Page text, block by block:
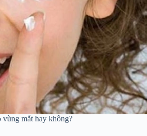
vùng mắt hay không?